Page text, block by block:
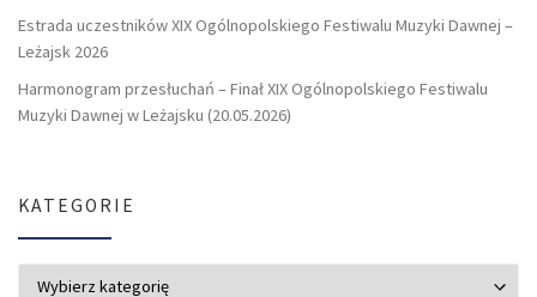
Estrada uczestników XIX Ogólnopolskiego Festiwalu Muzyki Dawnej –
Leżajsk 2026
Harmonogram przesłuchań – Finał XIX Ogólnopolskiego Festiwalu
Muzyki Dawnej w Leżajsku (20.05.2026)
KATEGORIE